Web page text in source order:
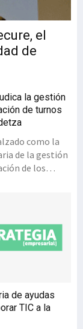
el
de
la gestión
de turnos
como la
de la gestión
de los
por su
técnica, las
de su
entre otros
el
de Salud, ha
de ayudas
TIC a la